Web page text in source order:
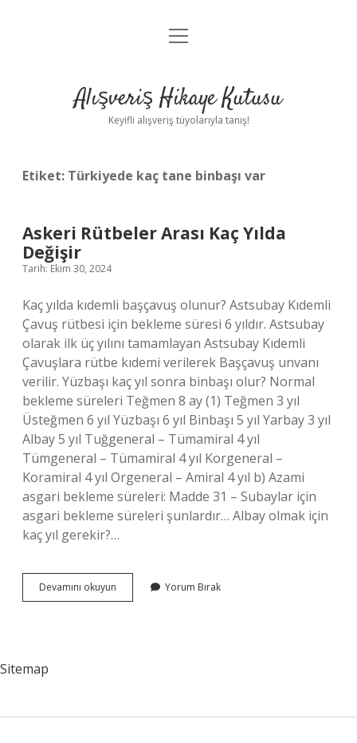
Anasayfa
Yasal Uyarı
menüyü
Alışveriş Hikaye Kutusu
Keyifli alışveriş tüyolarıyla tanış!
Etiket: Türkiyede kaç tane binbaşı var
Askeri Rütbeler Arası Kaç Yılda
Değişir
Tarih: Ekim 30, 2024
Kaç yılda kıdemli başçavuş olunur? Astsubay Kıdemli
Çavuş rütbesi için bekleme süresi 6 yıldır. Astsubay
olarak ilk üç yılını tamamlayan Astsubay Kıdemli
Çavuşlara rütbe kıdemi verilerek Başçavuş unvanı
verilir. Yüzbaşı kaç yıl sonra binbaşı olur? Normal
bekleme süreleri Teğmen 8 ay (1) Teğmen 3 yıl
Üsteğmen 6 yıl Yüzbaşı 6 yıl Binbaşı 5 yıl Yarbay 3 yıl
Albay 5 yıl Tuğgeneral – Tümamiral 4 yıl
Tümgeneral – Tümamiral 4 yıl Korgeneral –
Koramiral 4 yıl Orgeneral – Amiral 4 yıl b) Azami
asgari bekleme süreleri: Madde 31 – Subaylar için
asgari bekleme süreleri şunlardır… Albay olmak için
kaç yıl gerekir?…
Devamını okuyun
Rütbeler
Yorum Bırak
Sitemap